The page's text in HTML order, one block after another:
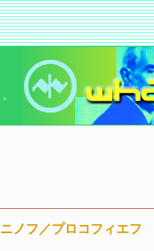
ノフ／プロコフィエフ